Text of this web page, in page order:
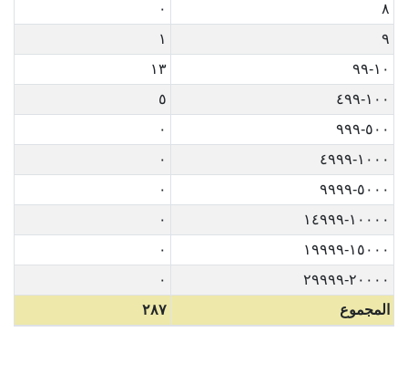
٨
٠
٩
١
١٠-٩٩
١٣
١٠٠-٤٩٩
٥
٥٠٠-٩٩٩
٠
١٠٠٠-٤٩٩٩
٠
٥٠٠٠-٩٩٩٩
٠
١٠٠٠٠-١٤٩٩٩
٠
١٥٠٠٠-١٩٩٩٩
٠
٢٠٠٠٠-٢٩٩٩٩
٠
المجموع
٢٨٧